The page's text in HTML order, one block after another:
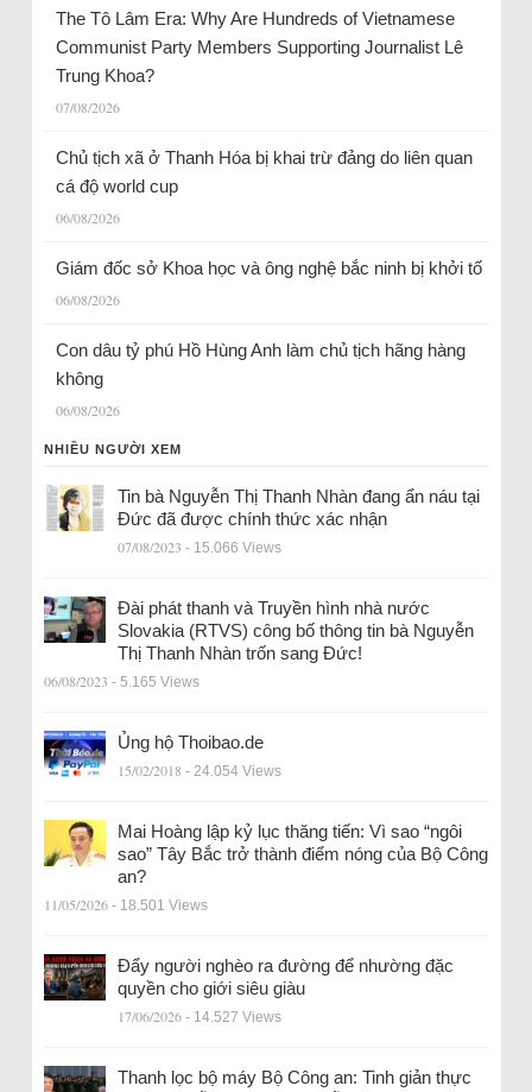
The Tô Lâm Era: Why Are Hundreds of Vietnamese
Communist Party Members Supporting Journalist Lê
Trung Khoa?
07/08/2026
Chủ tịch xã ở Thanh Hóa bị khai trừ đảng do liên quan
cá độ world cup
06/08/2026
Giám đốc sở Khoa học và ông nghệ bắc ninh bị khởi tố
06/08/2026
Con dâu tỷ phú Hồ Hùng Anh làm chủ tịch hãng hàng
không
06/08/2026
NHIỀU NGƯỜI XEM
Tin bà Nguyễn Thị Thanh Nhàn đang ẩn náu tại
Đức đã được chính thức xác nhận
07/08/2023 - 15.066 Views
Đài phát thanh và Truyền hình nhà nước
Slovakia (RTVS) công bố thông tin bà Nguyễn
Thị Thanh Nhàn trốn sang Đức!
06/08/2023 - 5.165 Views
Ủng hộ Thoibao.de
15/02/2018 - 24.054 Views
Mai Hoàng lập kỷ lục thăng tiến: Vì sao “ngôi
sao” Tây Bắc trở thành điểm nóng của Bộ Công
an?
11/05/2026 - 18.501 Views
Đẩy người nghèo ra đường để nhường đặc
quyền cho giới siêu giàu
17/06/2026 - 14.527 Views
Thanh lọc bộ máy Bộ Công an: Tinh giản thực